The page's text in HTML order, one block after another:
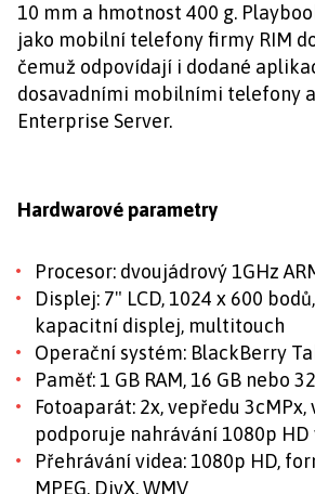
10 mm a hmotnost 400 g.
jako mobilní telefony firmy RIM
čemuž odpovídají i dodané
dosavadními mobilními telefony
Enterprise Server.
Hardwarové parametry
Procesor: dvoujádrový 1GHz
Displej: 7" LCD, 1024 x 600 bodů,
kapacitní displej, multitouch
Operační systém: BlackBerry
Paměť: 1 GB RAM, 16 GB nebo
Fotoaparát: 2x, vepředu 3cMPx,
podporuje nahrávání 1080p HD
Přehrávání videa: 1080p HD,
MPEG, DivX, WMV